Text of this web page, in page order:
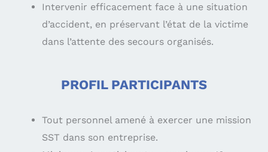
Intervenir efficacement face à une situation
d’accident, en préservant l’état de la victime
dans l’attente des secours organisés.
PROFIL PARTICIPANTS
Tout personnel amené à exercer une mission
SST dans son entreprise.